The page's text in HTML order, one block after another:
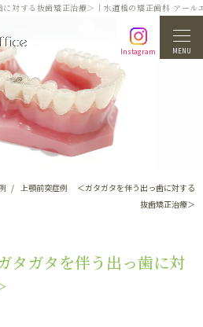
対する抜歯矯正治療＞｜水道橋の矯正歯科 アール
Instagram MENU
上顎前突症例 ＜ガタガタを伴う出っ歯に対する
抜歯矯正治療＞
ガタを伴う出っ歯に対